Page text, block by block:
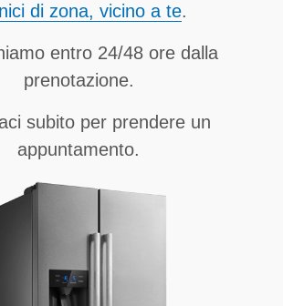
di zona, vicino a te.
entro 24/48 ore dalla
prenotazione.
subito per prendere un
appuntamento.